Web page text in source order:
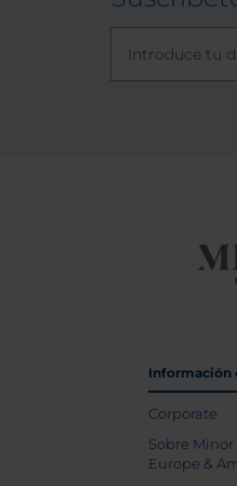
Información
Corporate
Sobre
Europe &